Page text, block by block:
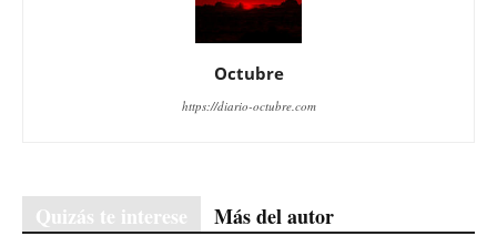
Octubre
https://diario-octubre.com
Quizás te interese Más del autor